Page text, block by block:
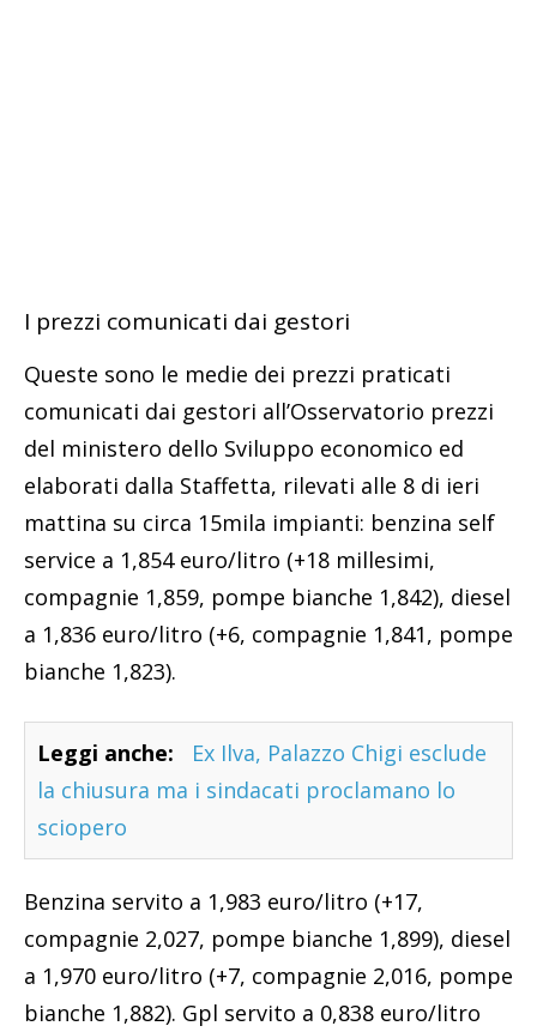
I prezzi comunicati dai gestori
Queste sono le medie dei prezzi praticati
comunicati dai gestori all’Osservatorio prezzi
del ministero dello Sviluppo economico ed
elaborati dalla Staffetta, rilevati alle 8 di ieri
mattina su circa 15mila impianti: benzina self
service a 1,854 euro/litro (+18 millesimi,
compagnie 1,859, pompe bianche 1,842), diesel
a 1,836 euro/litro (+6, compagnie 1,841, pompe
bianche 1,823).
Leggi anche:
Ex Ilva, Palazzo Chigi esclude
la chiusura ma i sindacati proclamano lo
sciopero
Benzina servito a 1,983 euro/litro (+17,
compagnie 2,027, pompe bianche 1,899), diesel
a 1,970 euro/litro (+7, compagnie 2,016, pompe
bianche 1,882). Gpl servito a 0,838 euro/litro